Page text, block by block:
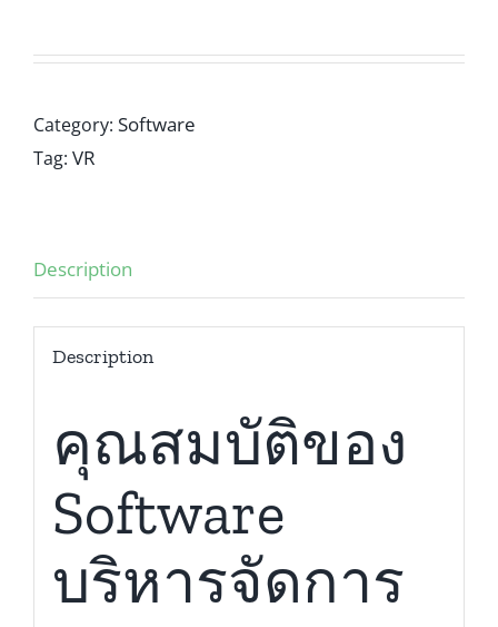
Category: Software
Tag: VR
Description
Description
คุณสมบัติของ
Software
บริหารจัดการ